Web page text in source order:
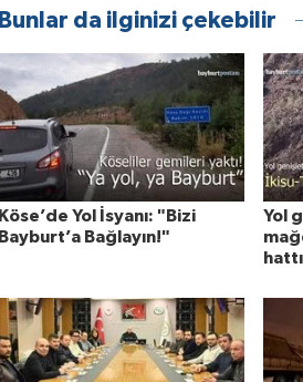
Bunlar da ilginizi çekebilir
Köse’de Yol İsyanı: "Bizi
Bayburt’a Bağlayın!"
Yol